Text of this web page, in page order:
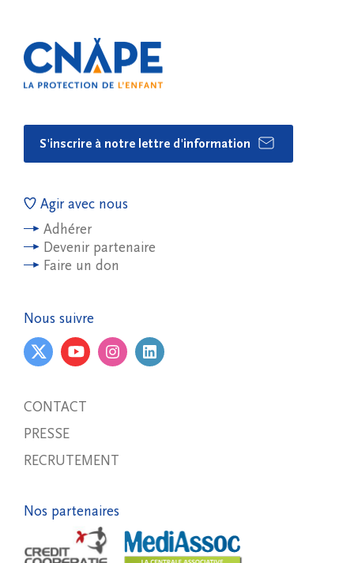
S'inscrire à notre lettre d'information
Agir avec nous
Adhérer
Devenir partenaire
Faire un don
Nous suivre
CONTACT
PRESSE
RECRUTEMENT
Nos partenaires